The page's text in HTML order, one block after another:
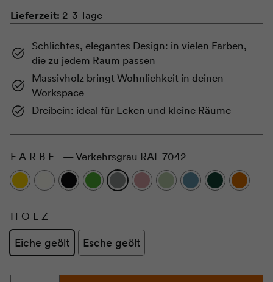
transparentem Polycarbonat
stabiles Stativ aus Massivholz in Esche oder Eiche
Lieferzeit: 2-3 Tage
Schlichtes, elegantes Design: in vielen Farben,
die zu jedem Raum passen
Massivholz bringt Wohnlichkeit in deinen
Workspace
Dreibein: ideal für Ecken und kleine Räume
FARBE —Verkehrsgrau RAL 7042
HOLZ
Eiche geölt Esche geölt